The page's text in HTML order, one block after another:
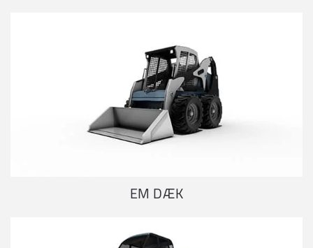
EM DÆK